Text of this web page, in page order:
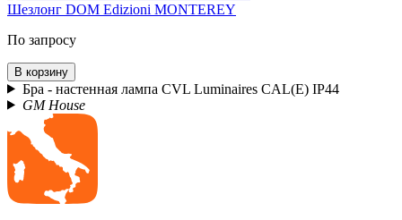
Шезлонг DOM Edizioni MONTEREY
По запросу
В корзину
Бра - настенная лампа CVL Luminaires CAL(E) IP44
GM House